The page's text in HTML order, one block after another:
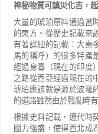
神秘物質可鎮災化吉，
大量的琥珀原料通過當
的東方。從歷史記載來
有著詳細的記載：大秦
馬的稱呼）的很多特產
經過身毒（現在的印度
之路從西亞經過現在的
琥珀應該就是源於波羅
的道路雖然由於戰亂時
根據史料記載，遼代時
國力強盛，使得西北成